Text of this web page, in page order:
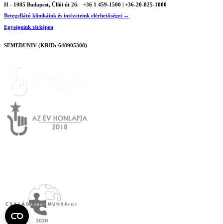
H - 1085 Budapest, Üllői út 26.
+36 1 459-1500 | +36-20-825-1000
Betegellátó klinikáink és intézeteink elérhetőségei →
Egységeink térképen
SEMEDUNIV (KRID: 648905308)